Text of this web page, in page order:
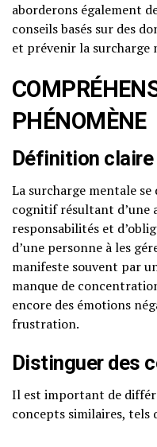
aborderons également
conseils basés sur des
et prévenir la surcharge
PHÉNOMÈNE
Définition
La surcharge mentale
cognitif résultant d’une
responsabilités et
d’une personne à les
manifeste souvent par
manque de
encore des émotions
frustration.
Distinguer des
Il est important de
concepts similaires, tels